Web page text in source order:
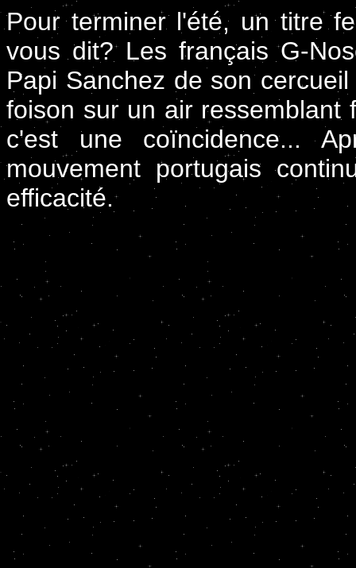
Pour terminer l'été, un titre
vous dit? Les français G-
Papi Sanchez de son
foison sur un air
c'est une coïncidence...
mouvement portugais
efficacité.